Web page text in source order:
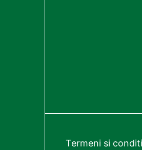
Termeni si